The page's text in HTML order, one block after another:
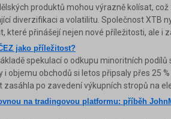
produktů mohou výrazně kolísat,
diverzifikaci a volatilitu. Společnost XTB
které přinášejí nejen nové příležitosti, ale i
jako příležitost?
spekulací o odkupu minoritních
i objemu obchodů si letos připsaly přes 25
zasáhla po zavedení výkupních stropů na
na tradingovou platformu: příběh